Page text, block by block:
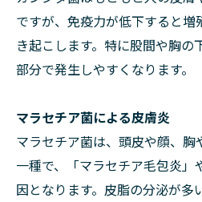
ですが、免疫力が低下すると増
き起こします。特に股間や胸の
部分で発生しやすくなります。
マラセチア菌による皮膚炎
マラセチア菌は、頭皮や顔、
一種で、「マラセチア毛包炎
因となります。皮脂の分泌が多